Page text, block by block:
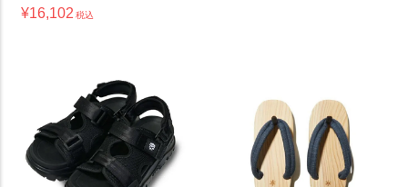
¥16,102 税込